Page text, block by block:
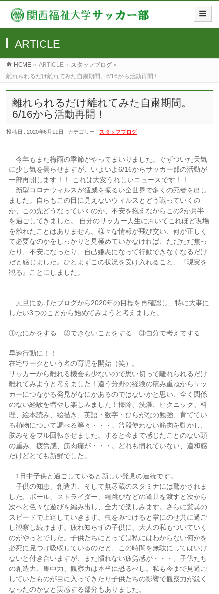
ARTICLE
HOME » ARTICLE » スタッフブログ »
離れられるだけ離れてみた自粛期間。6/16から活動再開！
離れられるだけ離れてみた自粛期間。
6/16から活動再開！
投稿日 : 2020年6月11日 | カテゴリー : スタッフブログ
今年もまた梅雨の季節がやってまいりました。ぐずついた天気
に少し気を曇らせますが、いよいよ6/16からサッカー部の活動が
一部再開します！！ これは大変うれしいニュースです！！
新型コロナウィルスが猛威を振るい全世界で多くの死者を出し
ました。自らもこの目に見えないウィルスとどう戦っていくの
か、この先どうなっていくのか、不安を抱えながらこの2か月半
を過ごしてきました。 自分のサッカー人生においてこれほど現場
を離れたことはありません。様々な情報が飛び交い、何が正しく
て必要なのかをしっかりと見極めていかなければ、ただただ焦っ
たり、不安になったり、自己嫌悪になって行動できなくなるだけ
だと感じました。ひとまずこの状況を受け入れること、『現実を
観る』ことにしました。
元旦にあげたブログから2020年の目標を再確認し、特に大事に
したい3つのことから始めてみようと考えました。
①なにかをする ②できないことをする ③自分で考えてする
早速行動に！！
在宅ワークという名の育児を開始（笑）。
サッカーから離れる機会も少ないので思い切って離れられるだけ
離れてみようと考えました！違う分野の経験の積み重ねからサッ
カーにつながる発見がなにかあるのではないかと思い、全く関係
のない経験を増やし楽しみました！掃除、洗濯、ピクニック、料
理、絵本読み、絵描き、英語・数字・ひらがなの勉強、育ててい
る植物について調べる等々・・・。普段使わない筋肉を動かし、
脳みそをフル回転させました。すると今まで感じたことのない頭
の重み、疲労感、筋肉痛が・・・。どれも慣れていない、違和感
だけどとても新鮮でした。
1日中子供と過ごしていると新しい発見の連続です。
子供の知恵、創造力、そして無尽蔵のスタミナには驚かされま
した。ボール、ストライダー、縄跳びなどの道具を渡すと次から
次へと色々な遊びを編み出し、全力で楽しみます。さらに驚異の
スピードで上達していきます。虫をみつけると掌にのせ共に過ご
し観察し続けます。疲れ知らずの子供に、大人の私もついていく
のがやっとでした。子供たちにとっては私にはわからない何かを
必死に見つけ吸収しているのだと、この時間を無駄にしてはいけ
ないと付き合いますが、また慣れない疲労感が・・・。子供たち
の創造力、集中力、観察力は本当に恐るべし。私も今まで見過ご
していたものが目に入ってきたり子供たちの影響で観察力が鋭く
なったのかなと実感する部分もありました。